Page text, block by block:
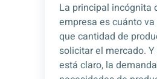
La principal incógnita
empresa es cuánto va
que cantidad de
solicitar el mercado.
está claro, la